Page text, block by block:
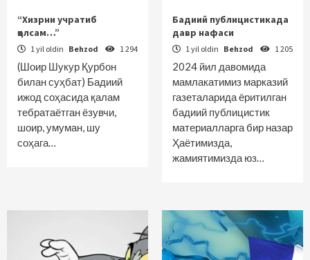
“Хизрни учратиб
қолсам…”
1 yil oldin Behzod 1 294
(Шоир Шукур Қурбон
билан суҳбат) Бадиий
ижод соҳасида қалам
тебратаётган ёзувчи,
шоир, умуман, шу
соҳага…
Бадиий публицистикада
давр нафаси
1 yil oldin Behzod 1 205
2024 йил давомида
мамлакатимиз марказий
газеталарида ёритилган
бадиий публицистик
материалларга бир назар
Ҳаётимизда,
жамиятимизда юз…